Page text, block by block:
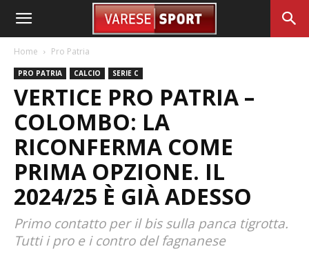
Home Pro Patria
PRO PATRIA CALCIO SERIE C
VERTICE PRO PATRIA –
COLOMBO: LA
RICONFERMA COME
PRIMA OPZIONE. IL
2024/25 È GIÀ ADESSO
Primo contatto per il bis sulla panca tigrotta.
Tutti i pro e i contro del fagnanese